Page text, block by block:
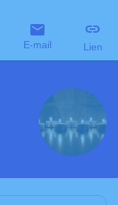
E-mail Lien